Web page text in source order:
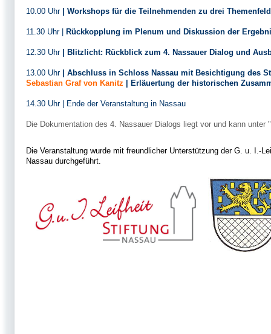
10.00 Uhr | Workshops für die Teilnehmenden zu drei
11.30 Uhr | Rückkopplung im Plenum und Diskussion der
12.30 Uhr | Blitzlicht: Rückblick zum 4. Nassauer Dialog und
13.00 Uhr
| Abschluss in Schloss Nassau mit Besichtigung des
Sebastian Graf von Kanitz | Erläuertung der historischen
14.30 Uhr | Ende der Veranstaltung in Nassau
Die Dokumentation des 4. Nassauer Dialogs liegt vor und kann
Die Veranstaltung wurde mit freundlicher Unterstützung der G. u. I.-
Nassau durchgeführt.